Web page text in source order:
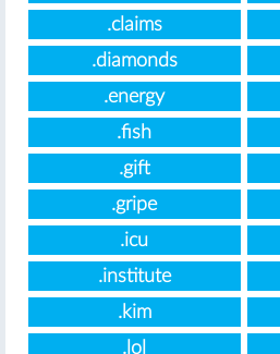
.claims
.diamonds
.energy
.fish
.gift
.gripe
.icu
.institute
.kim
.lol